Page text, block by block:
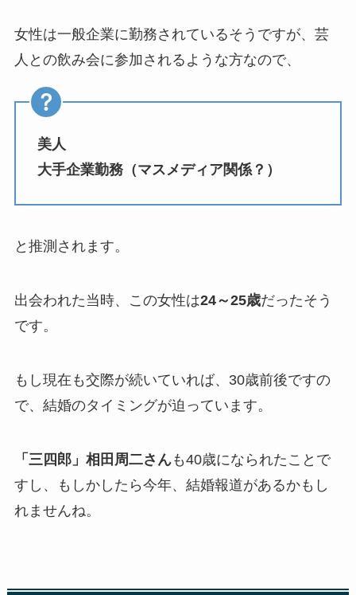
女性は一般企業に勤務されているそうですが、芸
人との飲み会に参加されるような方なので、
美人
大手企業勤務（マスメディア関係？）
と推測されます。
出会われた当時、この女性は24～25歳だったそう
です。
もし現在も交際が続いていれば、30歳前後ですの
で、結婚のタイミングが迫っています。
「三四郎」相田周二さんも40歳になられたことで
すし、もしかしたら今年、結婚報道があるかもし
れませんね。